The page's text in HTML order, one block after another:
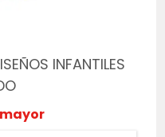
INFANTILES